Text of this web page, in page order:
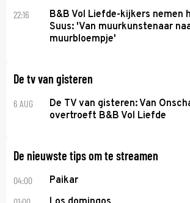
22:16
B&B Vol Liefde-kijkers nemen
Suus: 'Van muurkunstenaar
muurbloempje'
De tv van gisteren
6 AUG
De TV van gisteren: Van
overtroeft B&B Vol Liefde
De nieuwste tips om te streamen
04:00 Paikar